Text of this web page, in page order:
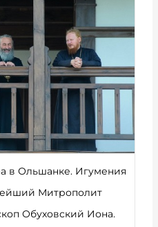
в Ольшанке. Игумения
Митрополит
Обуховский Иона.